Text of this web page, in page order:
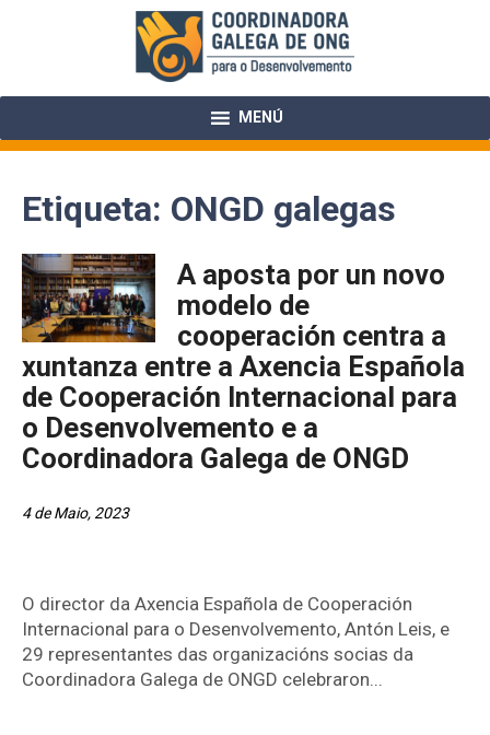
MENÚ
Etiqueta: ONGD galegas
A aposta por un novo
modelo de
cooperación centra a
xuntanza entre a Axencia Española
de Cooperación Internacional para
o Desenvolvemento e a
Coordinadora Galega de ONGD
4 de Maio, 2023
O director da Axencia Española de Cooperación
Internacional para o Desenvolvemento, Antón Leis, e
29 representantes das organizacións socias da
Coordinadora Galega de ONGD celebraron...